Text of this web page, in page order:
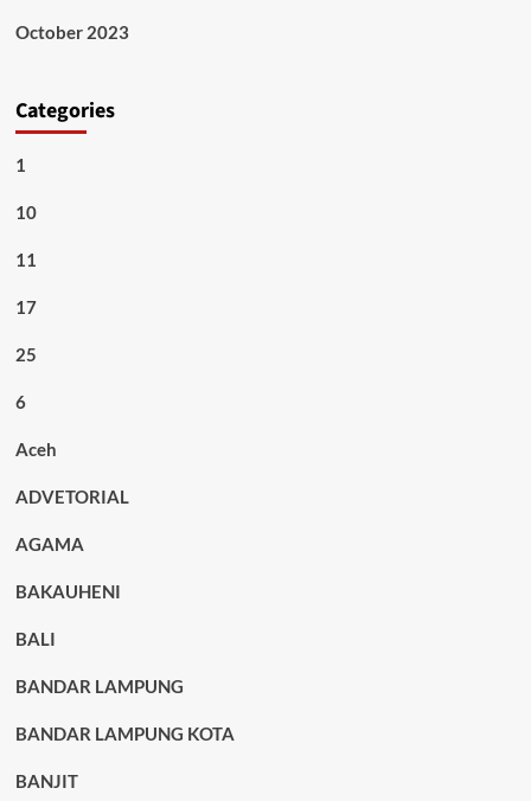
October 2023
Categories
1
10
11
17
25
6
Aceh
ADVETORIAL
AGAMA
BAKAUHENI
BALI
BANDAR LAMPUNG
BANDAR LAMPUNG KOTA
BANJIT